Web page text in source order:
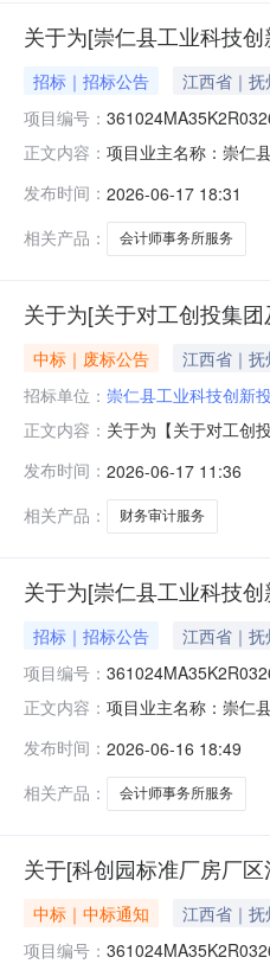
关于为[崇仁县工业科技
招标｜招标公告 江西省｜
项目编号：
正文内容： 项目业主名称：崇仁
《江西省会计事务所
日）资质要
发布时间： 2026-06-17 18:31
相关产品：
会计师事务所服务
关于为[关于对工创投集
中标｜废标公告 江西省｜
招标单位： 崇仁县工业科技创新
正文内容： 关于为【关于对工创
发布时间： 2026-06-17 11:36
相关产品：
财务审计服务
关于为[崇仁县工业科技
招标｜招标公告 江西省｜
项目编号：
正文内容： 项目业主名称：崇仁
《江西省会计事务所
资质要求
发布时间： 2026-06-16 18:49
相关产品：
会计师事务所服务
关于[科创园标准厂房厂
中标｜中标通知 江西省｜
项目编号：